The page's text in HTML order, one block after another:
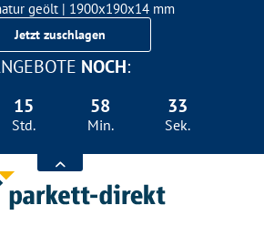
geölt | 1900x190x14 mm
Eiche für nur 29,90 €/m²
Jetzt zuschlagen
NOCH:
15
Std.
58
Min.
33
Sek.